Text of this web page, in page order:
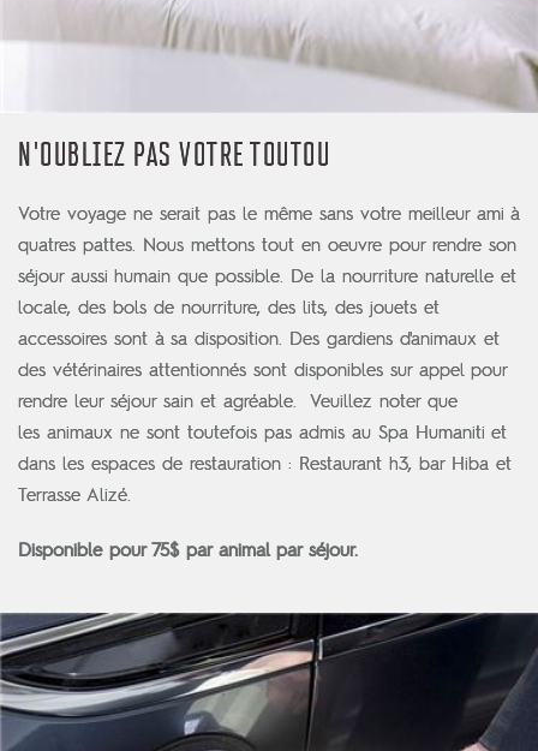
N'OUBLIEZ PAS VOTRE TOUTOU
Votre voyage ne serait pas le même sans votre meilleur ami à
quatres pattes. Nous mettons tout en oeuvre pour rendre son
séjour aussi humain que possible. De la nourriture naturelle et
locale, des bols de nourriture, des lits, des jouets et
accessoires sont à sa disposition. Des gardiens d'animaux et
des vétérinaires attentionnés sont disponibles sur appel pour
rendre leur séjour sain et agréable. Veuillez noter que
les animaux ne sont toutefois pas admis au Spa Humaniti et
dans les espaces de restauration : Restaurant h3, bar Hiba et
Terrasse Alizé.
Disponible pour 75$ par animal par séjour.